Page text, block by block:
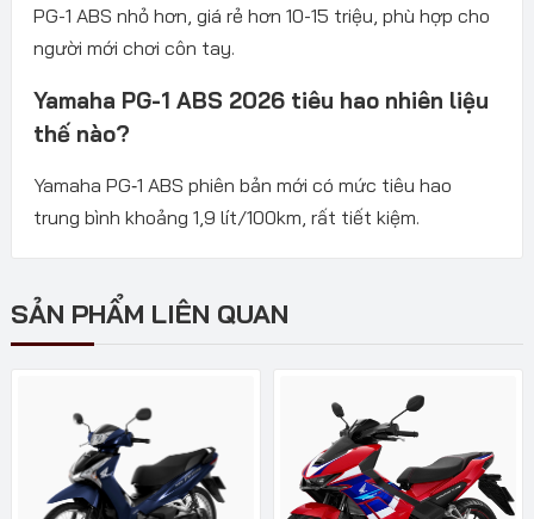
PG-1 ABS nhỏ hơn, giá rẻ hơn 10-15 triệu, phù hợp cho
người mới chơi côn tay.
Yamaha PG-1 ABS 2026 tiêu hao nhiên liệu
thế nào?
Yamaha PG‑1 ABS phiên bản mới có mức tiêu hao
trung bình khoảng 1,9 lít/100km, rất tiết kiệm.
SẢN PHẨM LIÊN QUAN